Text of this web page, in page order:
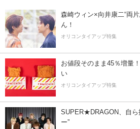
森崎ウィン×向井康二“両
ん！
オリコンタイアップ特集
お値段そのまま45％増量
い
オリコンタイアップ特集
SUPER★DRAGON、自ら
ー”